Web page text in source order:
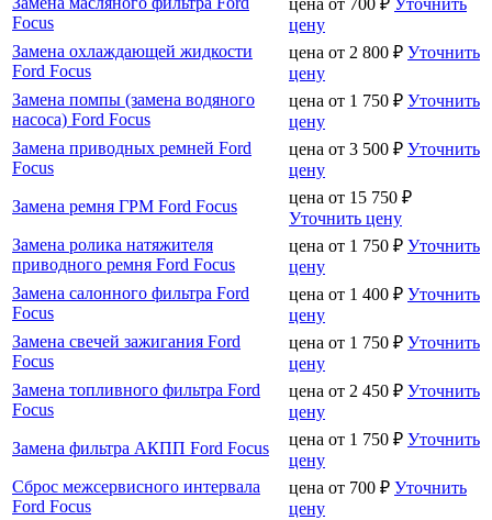
Focus
цену
Замена охлаждающей жидкости
Ford Focus
цена от 2 800 ₽ Уточнить
цену
Замена помпы (замена водяного
насоса) Ford Focus
цена от 1 750 ₽ Уточнить
цену
Замена приводных ремней Ford
Focus
цена от 3 500 ₽ Уточнить
цену
Замена ремня ГРМ Ford Focus
цена от 15 750 ₽
Уточнить цену
Замена ролика натяжителя
приводного ремня Ford Focus
цена от 1 750 ₽ Уточнить
цену
Замена салонного фильтра Ford
Focus
цена от 1 400 ₽ Уточнить
цену
Замена свечей зажигания Ford
Focus
цена от 1 750 ₽ Уточнить
цену
Замена топливного фильтра Ford
Focus
цена от 2 450 ₽ Уточнить
цену
Замена фильтра АКПП Ford Focus
цена от 1 750 ₽ Уточнить
цену
Сброс межсервисного интервала
Ford Focus
цена от 700 ₽ Уточнить
цену